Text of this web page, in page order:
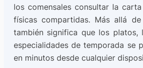
los comensales consultar la
físicas compartidas. Más allá
también significa que los platos,
especialidades de temporada se
en minutos desde cualquier